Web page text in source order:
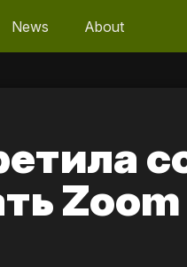
News About
Zoom